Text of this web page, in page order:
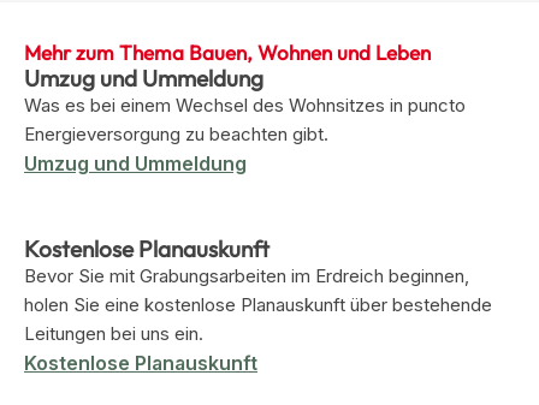
Mehr zum Thema Bauen, Wohnen und Leben
Umzug und Ummeldung
Was es bei einem Wechsel des Wohnsitzes in puncto
Energieversorgung zu beachten gibt.
Umzug und Ummeldung
Kostenlose Planauskunft
Bevor Sie mit Grabungsarbeiten im Erdreich beginnen,
holen Sie eine kostenlose Planauskunft über bestehende
Leitungen bei uns ein.
Kostenlose Planauskunft